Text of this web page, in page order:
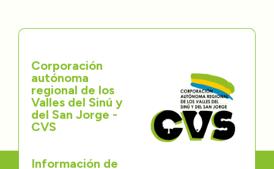
Corporación
autónoma
regional de los
Valles del Sinú y
del San Jorge -
CVS
Información de